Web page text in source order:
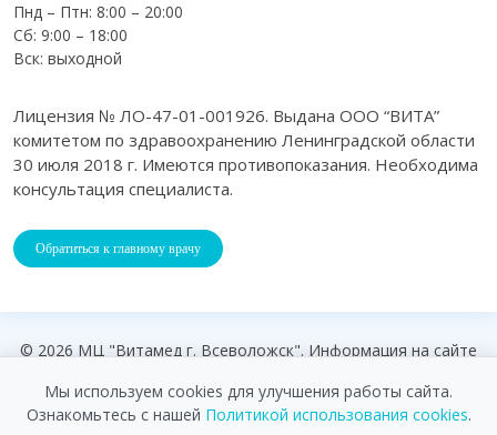
Пнд – Птн: 8:00 – 20:00
Сб: 9:00 – 18:00
Вск: выходной
Лицензия № ЛО-47-01-001926. Выдана ООО “ВИТА”
комитетом по здравоохранению Ленинградской области
30 июля 2018 г. Имеются противопоказания. Необходима
консультация специалиста.
Обратиться к главному врачу
© 2026 МЦ "Витамед г. Всеволожск". Информация на сайте
офертой.
Обработка персональных данных|Использование cookies
Мы используем cookies для улучшения работы сайта.
Ознакомьтесь с нашей Политикой использования cookies.